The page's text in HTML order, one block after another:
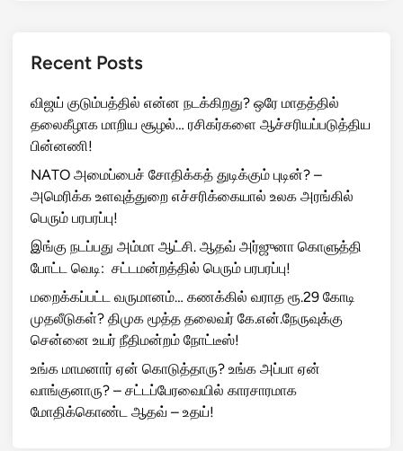
Recent Posts
விஜய் குடும்பத்தில் என்ன நடக்கிறது? ஒரே மாதத்தில்
தலைகீழாக மாறிய சூழல்… ரசிகர்களை ஆச்சரியப்படுத்திய
பின்னணி!
NATO அமைப்பைச் சோதிக்கத் துடிக்கும் புடின்? –
அமெரிக்க உளவுத்துறை எச்சரிக்கையால் உலக அரங்கில்
பெரும் பரபரப்பு!
இங்கு நடப்பது அம்மா ஆட்சி. ஆதவ் அர்ஜுனா கொளுத்தி
போட்ட வெடி: சட்டமன்றத்தில் பெரும் பரபரப்பு!
மறைக்கப்பட்ட வருமானம்… கணக்கில் வராத ரூ.29 கோடி
முதலீடுகள்? திமுக மூத்த தலைவர் கே.என்.நேருவுக்கு
சென்னை உயர் நீதிமன்றம் நோட்டீஸ்!
உங்க மாமனார் ஏன் கொடுத்தாரு? உங்க அப்பா ஏன்
வாங்குனாரு? – சட்டப்பேரவையில் காரசாரமாக
மோதிக்கொண்ட ஆதவ் – உதய்!